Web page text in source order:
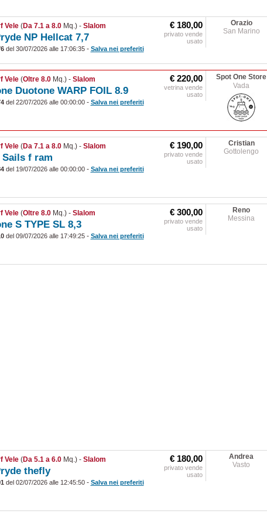
Vele(Da 7.1 a 8.0Mq.) - Slalom
NP Hellcat 7,7
del 30/07/2026 alle 17:06:35- Salva nei preferiti
€ 180,00
privato vende
usato
Orazio
San Marino
Vele(Oltre 8.0Mq.) - Slalom
Duotone WARP FOIL 8.9
del 22/07/2026 alle 00:00:00- Salva nei preferiti
€ 220,00
vetrina vende
usato
Spot One Store
Vada
Vele(Da 7.1 a 8.0Mq.) - Slalom
f ram
del 19/07/2026 alle 00:00:00- Salva nei preferiti
€ 190,00
privato vende
usato
Cristian
Gottolengo
Vele(Oltre 8.0Mq.) - Slalom
S TYPE SL 8,3
del 09/07/2026 alle 17:49:25- Salva nei preferiti
€ 300,00
privato vende
usato
Reno
Messina
Vele(Da 5.1 a 6.0Mq.) - Slalom
thefly
del 02/07/2026 alle 12:45:50- Salva nei preferiti
€ 180,00
privato vende
usato
Andrea
Vasto